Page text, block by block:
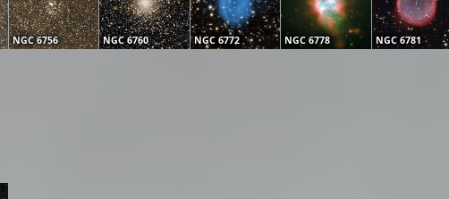
NGC 6756 NGC 6760 NGC 6772 NGC 6778 NGC 6781